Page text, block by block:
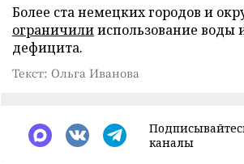
Более ста немецких городов и
ограничилииспользование воды
дефицита.
Текст: Ольга Иванова
каналы